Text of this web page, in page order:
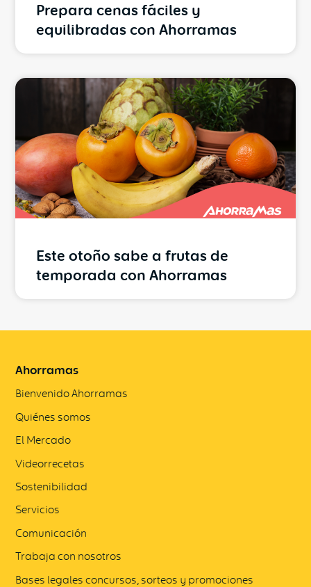
Prepara cenas fáciles y
equilibradas con Ahorramas
Este otoño sabe a frutas de
temporada con Ahorramas
Ahorramas
Bienvenido Ahorramas
Quiénes somos
El Mercado
Videorrecetas
Sostenibilidad
Servicios
Comunicación
Trabaja con nosotros
Bases legales concursos, sorteos y promociones